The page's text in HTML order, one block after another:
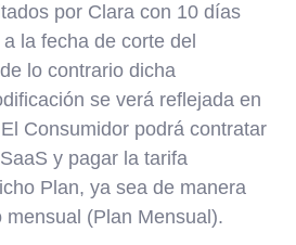
por Clara con 10 días
la fecha de corte del
lo contrario dicha
se verá reflejada en
Consumidor podrá contratar
y pagar la tarifa
Plan, ya sea de manera
(Plan Mensual).